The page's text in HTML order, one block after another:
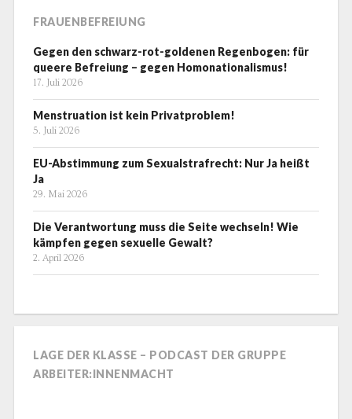
FRAUENBEFREIUNG
Gegen den schwarz-rot-goldenen Regenbogen: für
queere Befreiung – gegen Homonationalismus!
17. Juli 2026
Menstruation ist kein Privatproblem!
5. Juli 2026
EU-Abstimmung zum Sexualstrafrecht: Nur Ja heißt
Ja
29. Mai 2026
Die Verantwortung muss die Seite wechseln! Wie
kämpfen gegen sexuelle Gewalt?
2. April 2026
LAGE DER KLASSE – PODCAST DER GRUPPE
ARBEITER:INNENMACHT